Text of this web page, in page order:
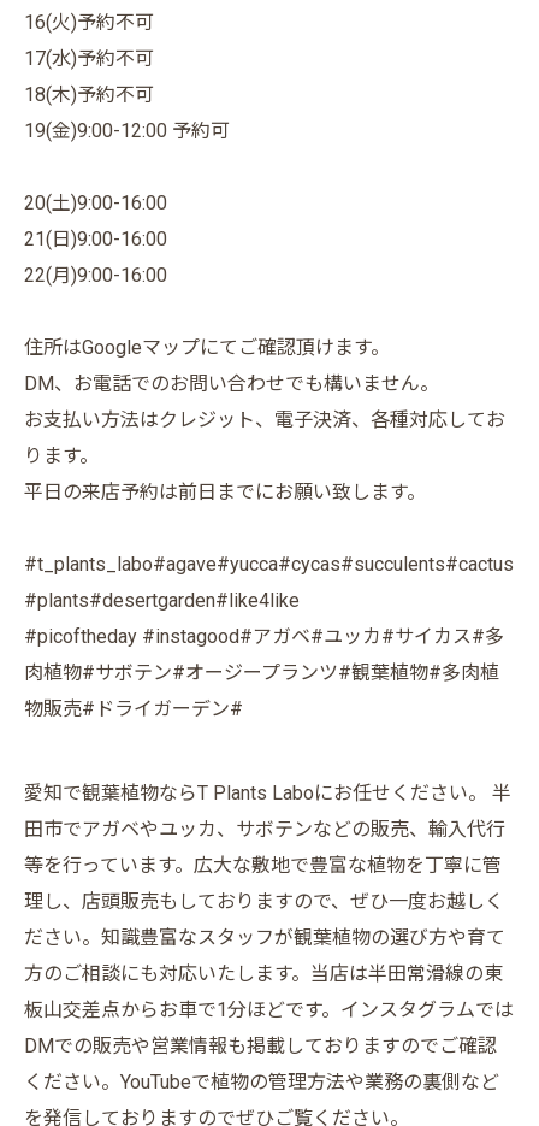
16(火)予約不可
17(水)予約不可
18(木)予約不可
19(金)9:00-12:00 予約可
20(土)9:00-16:00
21(日)9:00-16:00
22(月)9:00-16:00
住所はGoogleマップにてご確認頂けます。
DM、お電話でのお問い合わせでも構いません。
お支払い方法はクレジット、電子決済、各種対応してお
ります。
平日の来店予約は前日までにお願い致します。
#t_plants_labo#agave#yucca#cycas#succulents#cactus
#plants#desertgarden#like4like
#picoftheday #instagood#アガベ#ユッカ#サイカス#多
肉植物#サボテン#オージープランツ#観葉植物#多肉植
物販売#ドライガーデン#
愛知で観葉植物ならT Plants Laboにお任せください。 半
田市でアガベやユッカ、サボテンなどの販売、輸入代行
等を行っています。広大な敷地で豊富な植物を丁寧に管
理し、店頭販売もしておりますので、ぜひ一度お越しく
ださい。知識豊富なスタッフが観葉植物の選び方や育て
方のご相談にも対応いたします。当店は半田常滑線の東
板山交差点からお車で1分ほどです。インスタグラムでは
DMでの販売や営業情報も掲載しておりますのでご確認
ください。YouTubeで植物の管理方法や業務の裏側など
を発信しておりますのでぜひご覧ください。